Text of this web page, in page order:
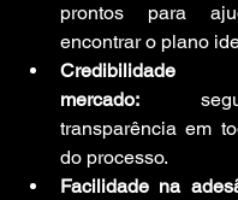
prontos para
encontrar o plano
mercado:
transparência em
do processo.
Facilidade na